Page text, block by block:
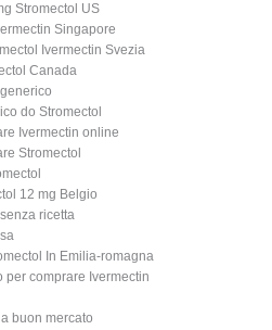
Stromectol US
Singapore
Ivermectin Svezia
Canada
do Stromectol
Ivermectin online
Stromectol
12 mg Belgio
ricetta
In Emilia-romagna
per comprare Ivermectin
buon mercato